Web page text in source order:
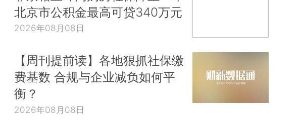
北京市公积金最高可贷340万元
2026年08月08日
【周刊提前读】各地狠抓社保缴
费基数 合规与企业减负如何平
衡？
2026年08月08日